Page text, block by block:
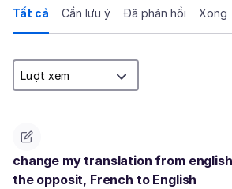
Tất cả Cần lưu ý Đã phản hồi Xong
change my translation from
the opposit, French to English